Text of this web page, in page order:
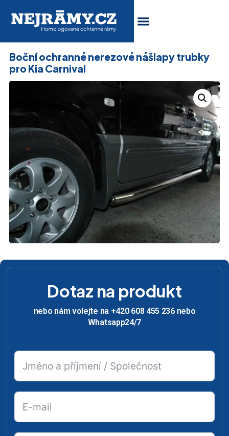
Boční ochranné nerezové nášlapy trubky
pro Kia Carnival
Dotaz na produkt
nebo nám volejte na +420 608 455 236 nebo
Whatsapp24/7